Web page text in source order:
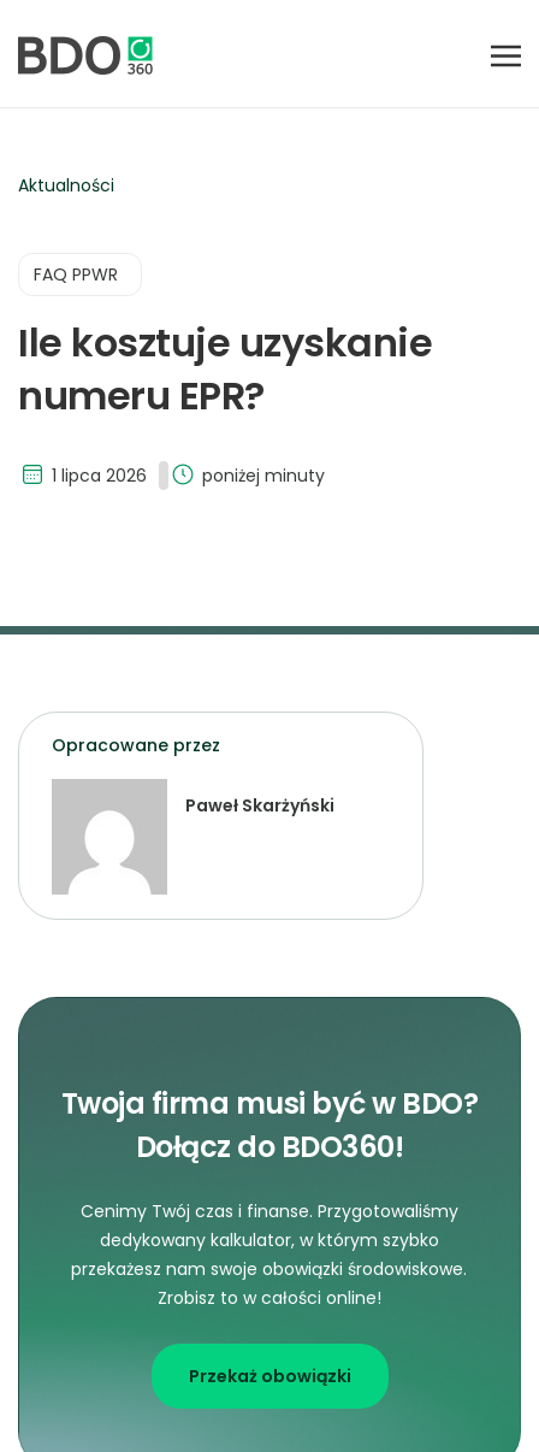
Aktualności
FAQ PPWR
Ile kosztuje uzyskanie
numeru EPR?
1 lipca 2026 poniżej minuty
Opracowane przez
Paweł Skarżyński
Twoja firma musi być w BDO?
Dołącz do BDO360!
Cenimy Twój czas i finanse. Przygotowaliśmy
dedykowany kalkulator, w którym szybko
przekażesz nam swoje obowiązki środowiskowe.
Zrobisz to w całości online!
Przekaż obowiązki